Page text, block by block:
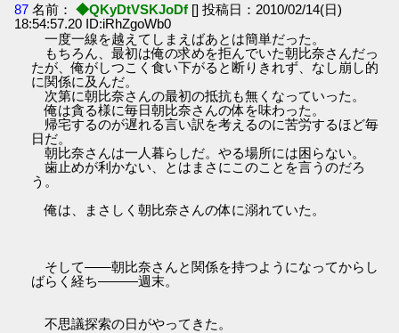
87 名前： ◆QKyDtVSKJoDf [] 投稿日：2010/02/14(日)
18:54:57.20 ID:iRhZgoWb0
一度一線を越えてしまえばあとは簡単だった。
もちろん、最初は俺の求めを拒んでいた朝比奈さんだっ
たが、俺がしつこく食い下がると断りきれず、なし崩し的
に関係に及んだ。
次第に朝比奈さんの最初の抵抗も無くなっていった。
俺は貪る様に毎日朝比奈さんの体を味わった。
帰宅するのが遅れる言い訳を考えるのに苦労するほど毎
日だ。
朝比奈さんは一人暮らしだ。やる場所には困らない。
歯止めが利かない、とはまさにこのことを言うのだろ
う。
俺は、まさしく朝比奈さんの体に溺れていた。
そして――朝比奈さんと関係を持つようになってからし
ばらく経ち―――週末。
不思議探索の日がやってきた。